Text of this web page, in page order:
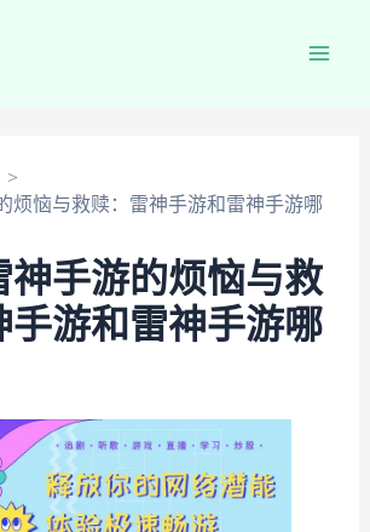
烦恼与救赎：雷神手游和雷神手游哪
神手游的烦恼与救
手游和雷神手游哪